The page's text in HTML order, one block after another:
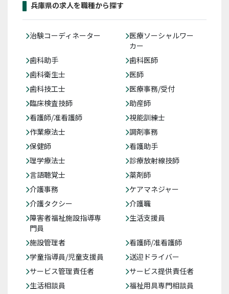
兵庫県の求人を職種から探す
治験コーディネーター
医療ソーシャルワー
カー
歯科助手
歯科医師
歯科衛生士
医師
歯科技工士
医療事務/受付
臨床検査技師
助産師
看護師/准看護師
視能訓練士
作業療法士
調剤事務
保健師
看護助手
理学療法士
診療放射線技師
言語聴覚士
薬剤師
介護事務
ケアマネジャー
介護タクシー
介護職
障害者福祉施設指導専
門員
生活支援員
施設管理者
看護師/准看護師
学童指導員/児童支援員
送迎ドライバー
サービス管理責任者
サービス提供責任者
生活相談員
福祉用具専門相談員